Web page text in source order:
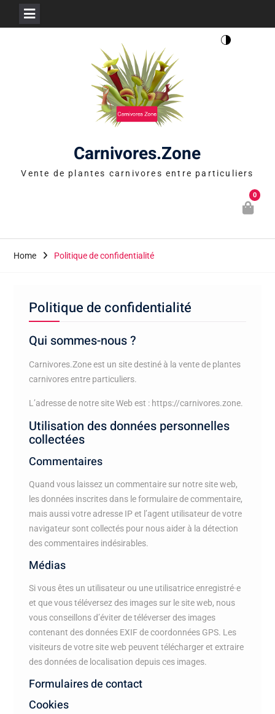
Carnivores.Zone
Vente de plantes carnivores entre particuliers
0
Home Politique de confidentialité
Politique de confidentialité
Qui sommes-nous ?
Carnivores.Zone est un site destiné à la vente de plantes
carnivores entre particuliers.
L’adresse de notre site Web est : https://carnivores.zone.
Utilisation des données personnelles
collectées
Commentaires
Quand vous laissez un commentaire sur notre site web,
les données inscrites dans le formulaire de commentaire,
mais aussi votre adresse IP et l’agent utilisateur de votre
navigateur sont collectés pour nous aider à la détection
des commentaires indésirables.
Médias
Si vous êtes un utilisateur ou une utilisatrice enregistré·e
et que vous téléversez des images sur le site web, nous
vous conseillons d’éviter de téléverser des images
contenant des données EXIF de coordonnées GPS. Les
visiteurs de votre site web peuvent télécharger et extraire
des données de localisation depuis ces images.
Formulaires de contact
Cookies